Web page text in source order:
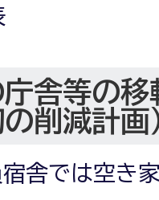
舎等の
削減計画
舎では空き